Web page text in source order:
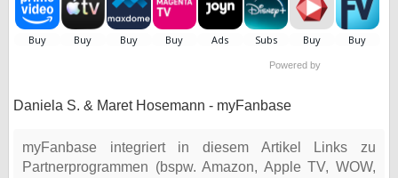
Powered by
Daniela S. & Maret Hosemann - myFanbase
myFanbase integriert in diesem Artikel Links zu
Partnerprogrammen (bspw. Amazon, Apple TV, WOW,